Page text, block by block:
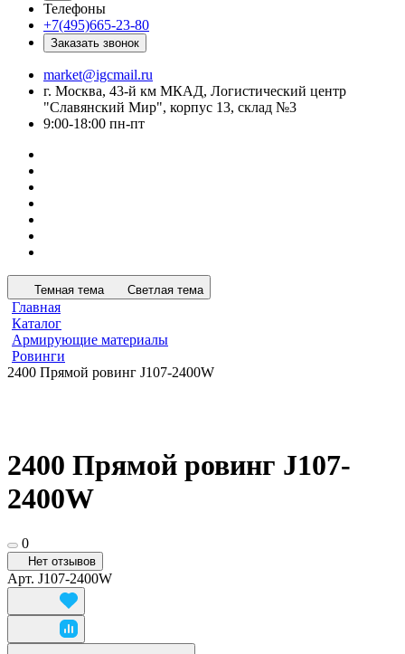
Телефоны
+7(495)665-23-80
Заказать звонок
market@igcmail.ru
г. Москва, 43-й км МКАД, Логистический центр
"Славянский Мир", корпус 13, склад №3
9:00-18:00 пн-пт
Темная тема Светлая тема
Главная
Каталог
Армирующие материалы
Ровинги
2400 Прямой ровинг J107-2400W
2400 Прямой ровинг J107-
2400W
0
Нет отзывов
Арт. J107-2400W